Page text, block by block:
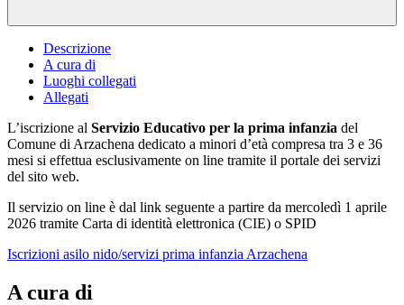
Descrizione
A cura di
Luoghi collegati
Allegati
L’iscrizione al Servizio Educativo per la prima infanzia del
Comune di Arzachena dedicato a minori d’età compresa tra 3 e 36
mesi si effettua esclusivamente on line tramite il portale dei servizi
del sito web.
Il servizio on line è dal link seguente a partire da mercoledì 1 aprile
2026 tramite Carta di identità elettronica (CIE) o SPID
Iscrizioni asilo nido/servizi prima infanzia Arzachena
A cura di